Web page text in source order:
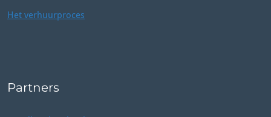
Het verhuurproces
Partners